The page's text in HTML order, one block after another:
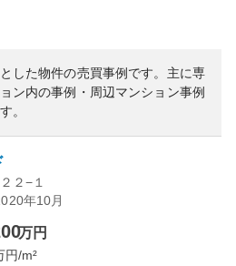
した物件の売買事例です。 主に専
ン内の事例・周辺マンション事例
。
２−１
年10月
万円
円/m²